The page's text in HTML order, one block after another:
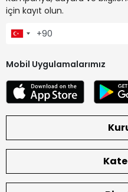
için kayıt olun.
Mobil Uygulamalarımız